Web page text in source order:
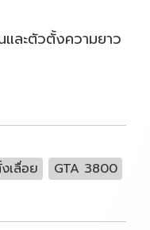
ละตัวตั้งความยาว
เลื่อย GTA 3800